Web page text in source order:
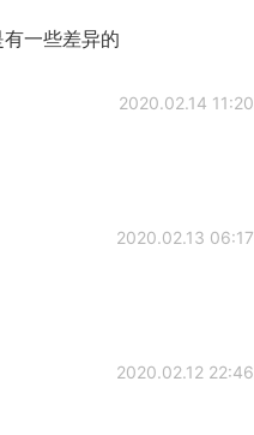
一些差异的
2020.02.14 11:20
2020.02.13 06:17
2020.02.12 22:46